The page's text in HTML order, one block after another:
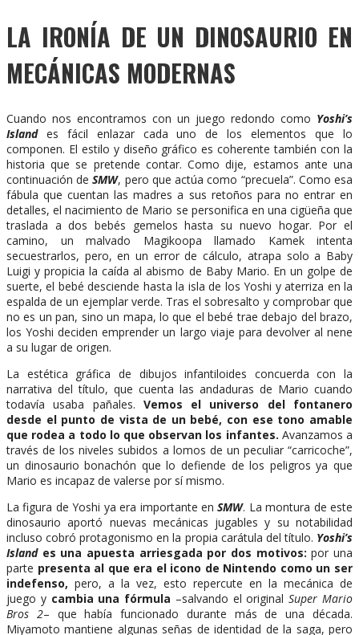
LA IRONÍA DE UN DINOSAURIO EN
MECÁNICAS MODERNAS
Cuando nos encontramos con un juego redondo como Yoshi’s
Islandes fácil enlazar cada uno de los elementos que lo
componen. El estilo y diseño gráfico es coherente también con la
historia que se pretende contar. Como dije, estamos ante una
continuación deSMW, pero que actúa como “precuela”. Como esa
fábula que cuentan las madres a sus retoños para no entrar en
detalles, el nacimiento de Mario se personifica en una cigüeña que
traslada a dos bebés gemelos hasta su nuevo hogar. Por el
camino, un malvado Magikoopa llamado Kamek intenta
secuestrarlos, pero, en un error de cálculo, atrapa solo a Baby
Luigi y propicia la caída al abismo de Baby Mario. En un golpe de
suerte, el bebé desciende hasta la isla de los Yoshi y aterriza en la
espalda de un ejemplar verde. Tras el sobresalto y comprobar que
no es un pan, sino un mapa, lo que el bebé trae debajo del brazo,
los Yoshi deciden emprender un largo viaje para devolver al nene
a su lugar de origen.
La estética gráfica de dibujos infantiloides concuerda con la
narrativa del título, que cuenta las andaduras de Mario cuando
todavía usaba pañales. Vemos el universo del fontanero
desde el punto de vista de un bebé, con ese tono amable
que rodea a todo lo que observan los infantes. Avanzamos a
través de los niveles subidos a lomos de un peculiar “carricoche”,
un dinosaurio bonachón que lo defiende de los peligros ya que
Mario es incapaz de valerse por sí mismo.
La figura de Yoshi ya era importante enSMW. La montura de este
dinosaurio aportó nuevas mecánicas jugables y su notabilidad
incluso cobró protagonismo en la propia carátula del título. Yoshi’s
Islandes una apuesta arriesgada por dos motivos:por una
parte presenta al que era el icono de Nintendo como un ser
indefenso, pero, a la vez, esto repercute en la mecánica de
juego ycambia una fórmula –salvando el originalSuper Mario
Bros 2– que había funcionado durante más de una década.
Miyamoto mantiene algunas señas de identidad de la saga, pero